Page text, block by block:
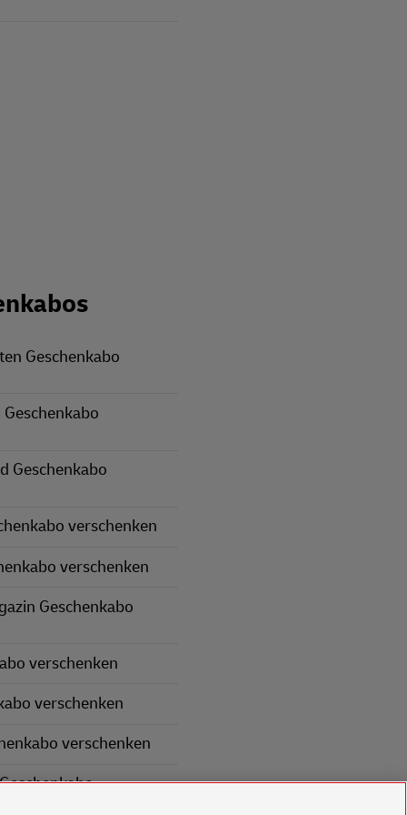
Geschenkabo
Geschenkabo
verschenken
verschenken
Geschenkabo
verschenken
verschenken
verschenken